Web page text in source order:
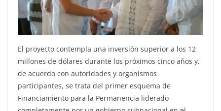
El proyecto contempla una inversión superior a los 12
millones de dólares durante los próximos cinco años y,
de acuerdo con autoridades y organismos
participantes, se trata del primer esquema de
Financiamiento para la Permanencia liderado